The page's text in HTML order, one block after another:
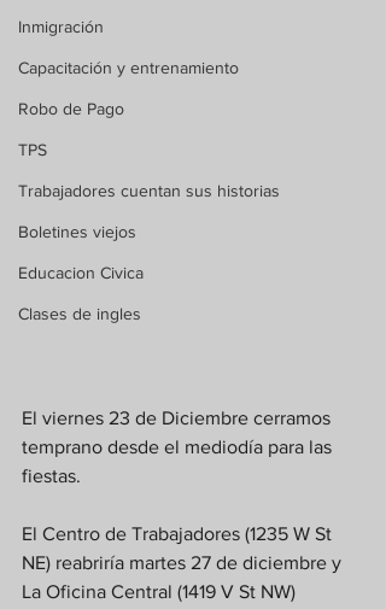
Inmigración
Capacitación y entrenamiento
Robo de Pago
TPS
Trabajadores cuentan sus historias
Boletines viejos
Educacion Civica
Clases de ingles
El viernes 23 de Diciembre cerramos
temprano desde el mediodía para las
fiestas.
El Centro de Trabajadores (1235 W St
NE) reabriría martes 27 de diciembre y
La Oficina Central (1419 V St NW)